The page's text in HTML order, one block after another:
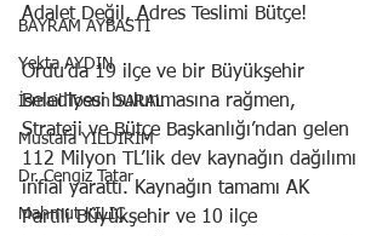
BAYRAM AYBASTI
Yekta AYDIN
İsmail Tosun SARAL
Mustafa YILDIRIM
Dr. Cengiz Tatar
Mahmut KILIÇ
Adalet Değil, Adres Teslimi Bütçe!
Ordu’da 19 ilçe ve bir Büyükşehir
Belediyesi bulunmasına rağmen,
Strateji ve Bütçe Başkanlığı’ndan gelen
112 Milyon TL’lik dev kaynağın dağılımı
infial yarattı. Kaynağın tamamı AK
Partili Büyükşehir ve 10 ilçe